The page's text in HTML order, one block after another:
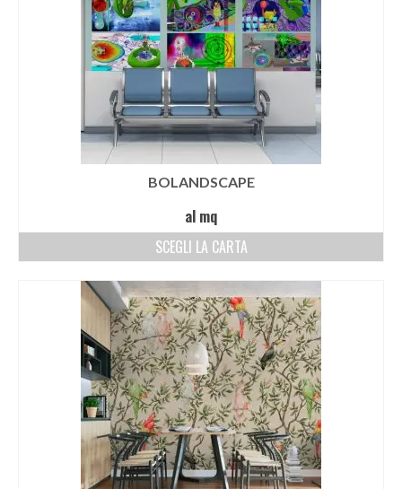
BOLANDSCAPE
al mq
SCEGLI LA CARTA